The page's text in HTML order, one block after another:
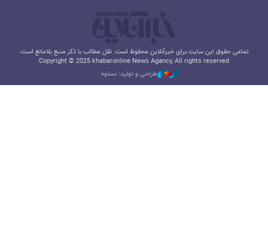
تمامی حقوق این سایت برای خبرآنلاین محفوظ است. نقل مطالب با ذکر منبع بلامانع است.
Copyright © 2025 khabaronline News Agancy, All rights reserved
طراحی و تولید: نستوه